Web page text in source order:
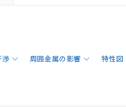
渉 周囲金属の影響 特性図